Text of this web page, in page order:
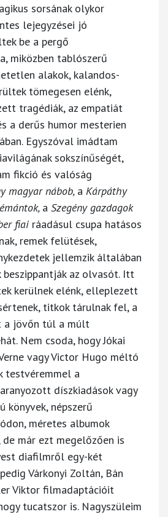
sorsának olykor
lejegyzései jó
be a pergő
miközben tablószerű
alakok, kalandos-
tömegesen elénk,
tragédiák, az empatiát
a derűs humor mesterien
Egyszóval imádtam
sokszínűségét,
fikció és valóság
magyar nábob, a Kárpáthy
a Szegény gazdagok
fiai ráadásul csupa hatásos
remek felütések,
jellemzik általában
beszippantják az olvasót. Itt
kerülnek elénk, elleplezett
titkok tárulnak fel, a
a jövőn túl a múlt
Nem csoda, hogy Jókai
vagy Victor Hugo méltó
testvéremmel a
díszkiadások vagy
könyvek, népszerű
méretes albumok
de már ezt megelőzően is
diafilmről egy-két
Várkonyi Zoltán, Bán
Viktor filmadaptációit
tucatszor is. Nagyszüleim